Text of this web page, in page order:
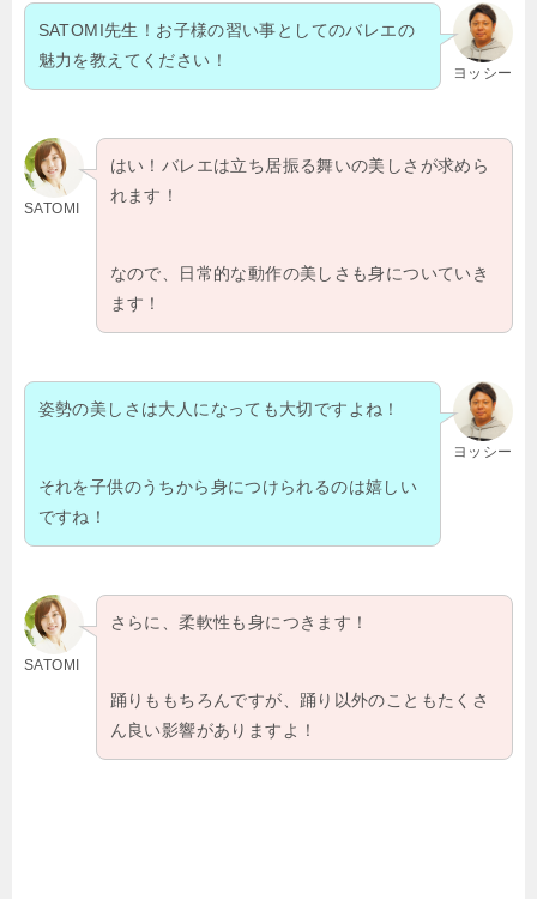
ヨッシー
SATOMI先生！お子様の習い事としてのバレエの
魅力を教えてください！
SATOMI
はい！バレエは立ち居振る舞いの美しさが求めら
れます！
なので、日常的な動作の美しさも身についていき
ます！
ヨッシー
姿勢の美しさは大人になっても大切ですよね！
それを子供のうちから身につけられるのは嬉しい
ですね！
SATOMI
さらに、柔軟性も身につきます！
踊りももちろんですが、踊り以外のこともたくさ
ん良い影響がありますよ！